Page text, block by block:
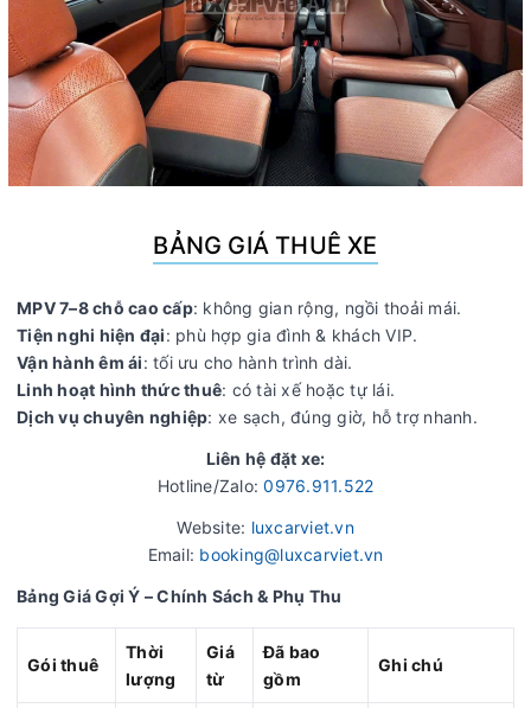
BẢNG GIÁ THUÊ XE
MPV 7–8 chỗ cao cấp: không gian rộng, ngồi thoải mái.
Tiện nghi hiện đại: phù hợp gia đình & khách VIP.
Vận hành êm ái: tối ưu cho hành trình dài.
Linh hoạt hình thức thuê: có tài xế hoặc tự lái.
Dịch vụ chuyên nghiệp: xe sạch, đúng giờ, hỗ trợ nhanh.
Liên hệ đặt xe:
Hotline/Zalo:0976.911.522
Website: luxcarviet.vn
Email: booking@luxcarviet.vn
Bảng Giá Gợi Ý – Chính Sách & Phụ Thu
Gói thuê
Thời
lượng
Giá
từ
Đã bao
gồm
Ghi chú